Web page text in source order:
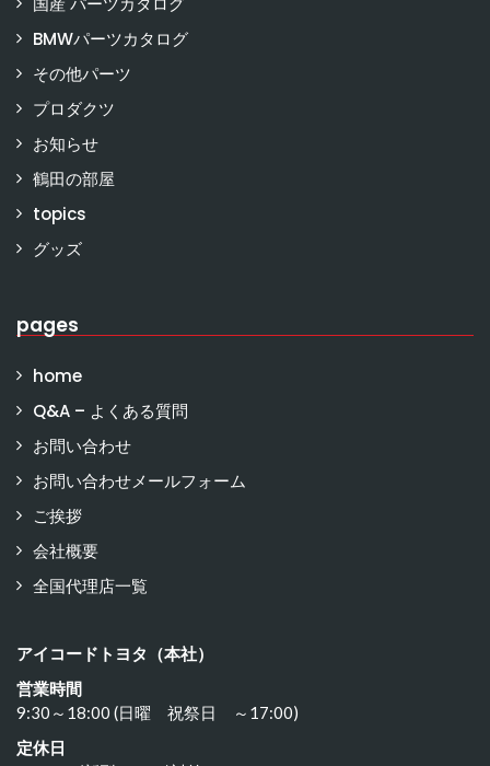
BMWパーツカタログ
その他パーツ
プロダクツ
お知らせ
鶴田の部屋
topics
グッズ
pages
home
Q&A – よくある質問
お問い合わせ
お問い合わせメールフォーム
ご挨拶
会社概要
全国代理店一覧
アイコードトヨタ（本社）
営業時間
9:30～18:00 (日曜 祝祭日 ～17:00)
定休日